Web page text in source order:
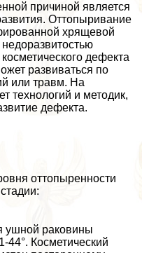
причиной является
Оттопыривание
хрящевой
дефекта
развиваться по
или травм. На
технологий и методик,
дефекта.
оттопыренности
ушной paковины
44°. Косметический